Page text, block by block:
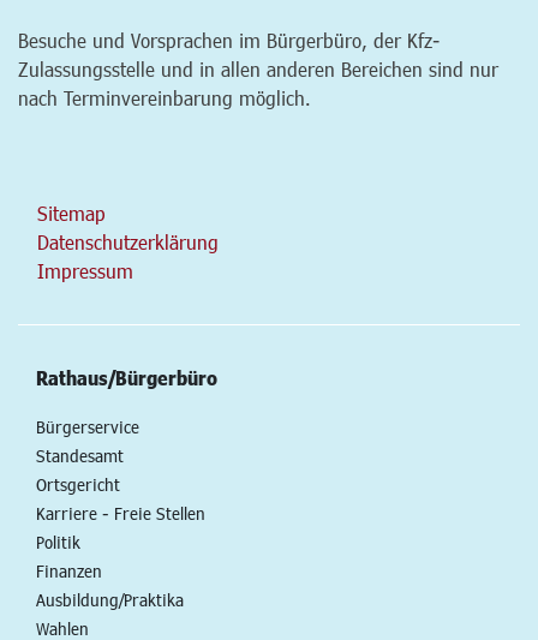
Besuche und Vorsprachen im Bürgerbüro, der Kfz-
Zulassungsstelle und in allen anderen Bereichen sind nur
nach Terminvereinbarung möglich.
Sitemap
Datenschutzerklärung
Impressum
Rathaus/Bürgerbüro
Bürgerservice
Standesamt
Ortsgericht
Karriere - Freie Stellen
Politik
Finanzen
Ausbildung/Praktika
Wahlen